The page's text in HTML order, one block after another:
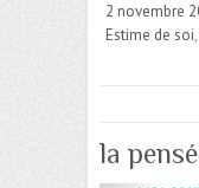
2 novembre
Estime de soi,
la